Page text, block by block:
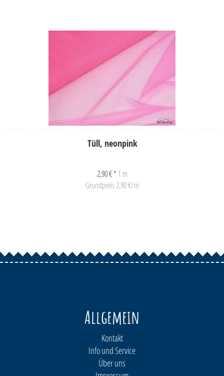
Tüll, neonpink
2,90 € * 1 m
Grundpreis 2,90 €/m
Allgemein
Kontakt
Info und Service
Über uns